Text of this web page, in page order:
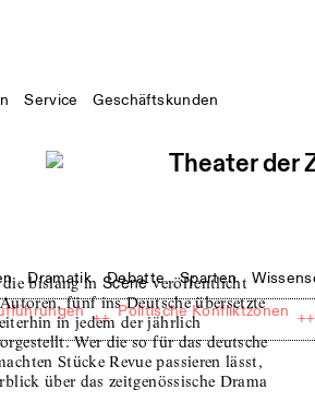
Service Geschäftskunden
Dramatik Debatte Sparten
++ Politische Konfliktzonen ++
die bislang inScèneveröffentlicht
fünf ins Deutsche übersetzte
in jedem der jährlich
Wer die so für das deutsche
Stücke Revue passieren lässt,
über das zeitgenössische Drama